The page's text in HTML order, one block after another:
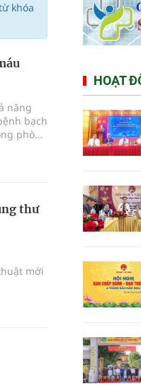
khóa
năng
bạch
phòng
thư
mới
HOẠT